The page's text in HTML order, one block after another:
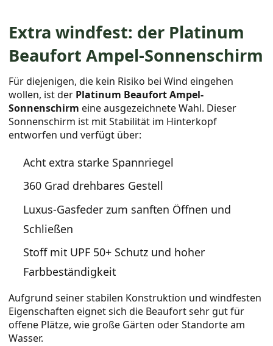
Extra windfest: der Platinum
Beaufort Ampel-Sonnenschirm
Für diejenigen, die kein Risiko bei Wind eingehen
wollen, ist der Platinum Beaufort Ampel-
Sonnenschirm eine ausgezeichnete Wahl. Dieser
Sonnenschirm ist mit Stabilität im Hinterkopf
entworfen und verfügt über:
Acht extra starke Spannriegel
360 Grad drehbares Gestell
Luxus-Gasfeder zum sanften Öffnen und
Schließen
Stoff mit UPF 50+ Schutz und hoher
Farbbeständigkeit
Aufgrund seiner stabilen Konstruktion und windfesten
Eigenschaften eignet sich die Beaufort sehr gut für
offene Plätze, wie große Gärten oder Standorte am
Wasser.